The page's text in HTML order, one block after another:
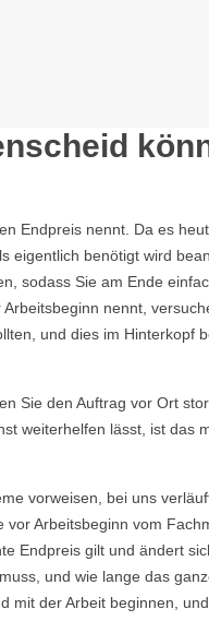
Endpreis nennt. Da es
benötigt wird
sodass Sie am Ende
nennt,
und dies im Hinterkopf
Sie den Auftrag vor Ort
weiterhelfen lässt, ist das
vorweisen, bei uns
Arbeitsbeginn vom
Endpreis gilt und ändert
und wie lange das
der Arbeit beginnen,